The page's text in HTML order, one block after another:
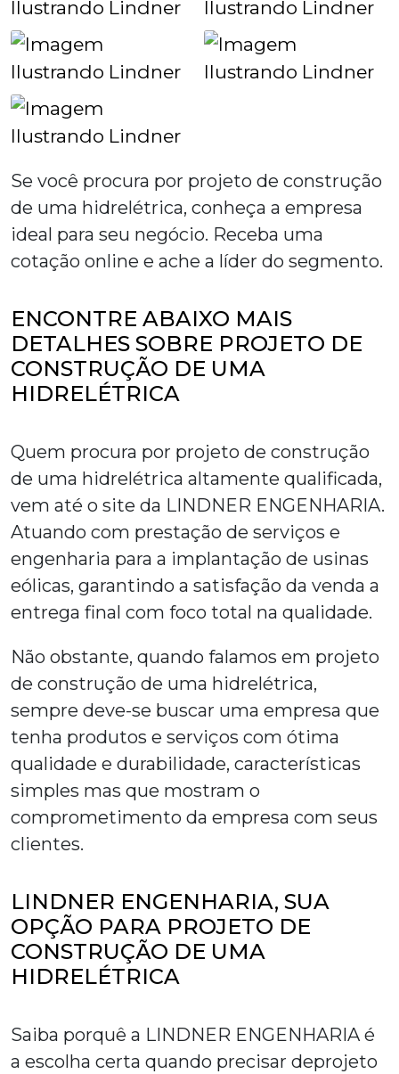
Se você procura por projeto de construção
de uma hidrelétrica, conheça a empresa
ideal para seu negócio. Receba uma
cotação online e ache a líder do segmento.
ENCONTRE ABAIXO MAIS
DETALHES SOBRE PROJETO DE
CONSTRUÇÃO DE UMA
HIDRELÉTRICA
Quem procura por projeto de construção
de uma hidrelétrica altamente qualificada,
vem até o site da LINDNER ENGENHARIA.
Atuando com prestação de serviços e
engenharia para a implantação de usinas
eólicas, garantindo a satisfação da venda a
entrega final com foco total na qualidade.
Não obstante, quando falamos em projeto
de construção de uma hidrelétrica,
sempre deve-se buscar uma empresa que
tenha produtos e serviços com ótima
qualidade e durabilidade, características
simples mas que mostram o
comprometimento da empresa com seus
clientes.
LINDNER ENGENHARIA, SUA
OPÇÃO PARA PROJETO DE
CONSTRUÇÃO DE UMA
HIDRELÉTRICA
Saiba porquê a LINDNER ENGENHARIA é
a escolha certa quando precisar deprojeto